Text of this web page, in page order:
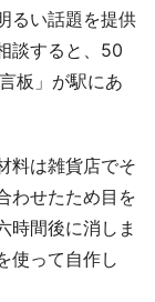
るい話題を提供
談すると、50
板」が駅にあ
料は雑貨店でそ
わせたため目を
時間後に消しま
使って自作し